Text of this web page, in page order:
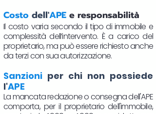
Costo dell'APE e responsabilità
Il costo varia secondo il tipo di immobile e
complessità dell’intervento. È a carico del
proprietario, ma può essere richiesto anche
da terzi con sua autorizzazione.
Sanzioni per chi non possiede
l'APE
La mancata redazione o consegna dell'APE
comporta, per il proprietario dell'immobile,